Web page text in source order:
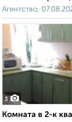
Агентство,
3
Комната в 2-к